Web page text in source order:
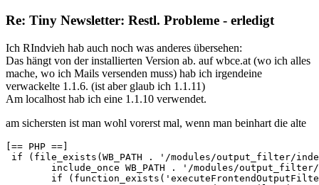
Re: Tiny Newsletter: Restl. Probleme - erledigt
Ich RIndvieh hab auch noch was anderes übersehen:
Das hängt von der installierten Version ab. auf wbce.at (wo ich alles
mache, wo ich Mails versenden muss) hab ich irgendeine
verwackelte 1.1.6. (ist aber glaub ich 1.1.11)
Am localhost hab ich eine 1.1.10 verwendet.
am sichersten ist man wohl vorerst mal, wenn man beinhart die alte
[== PHP ==]
if (file_exists(WB_PATH . '/modules/output_filter/
include_once WB_PATH . '/modules/
if